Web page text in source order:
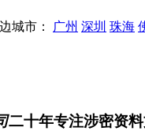
城市： 广州 深圳 珠海
二十年专注涉密资